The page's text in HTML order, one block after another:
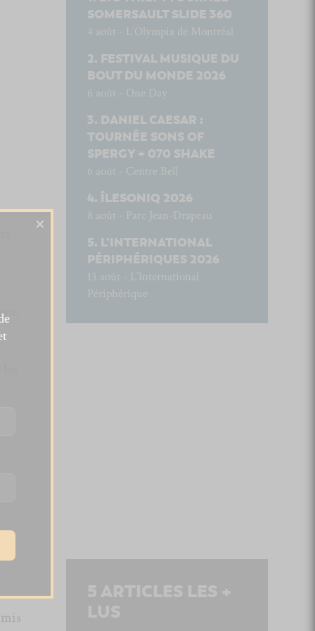
SOMERSAULT SLIDE 360
4 août - L’Olympia de Montréal
FESTIVAL MUSIQUE DU
BOUT DU MONDE 2026
6 août - One Day
DANIEL CAESAR :
TOURNÉE SONS OF
SPERGY + 070 SHAKE
6 août - Centre Bell
ÎLESONIQ 2026
8 août - Parc Jean-Drapeau
L’INTERNATIONAL
PÉRIPHÉRIQUES 2026
13 août - L’International
Périphérique
×